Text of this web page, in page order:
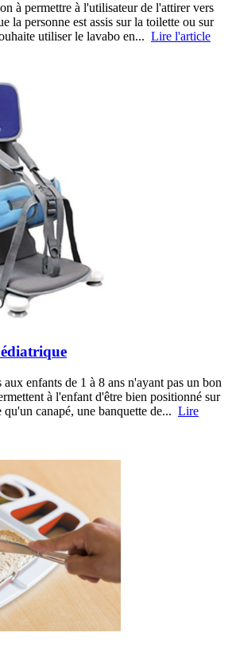
à permettre à l'utilisateur de l'attirer vers
la personne est assis sur la toilette ou sur
utiliser le lavabo en... Lire l'article
aux enfants de 1 à 8 ans n'ayant pas un bon
à l'enfant d'être bien positionné sur
qu'un canapé, une banquette de... Lire